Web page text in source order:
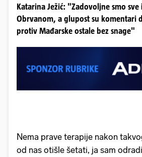
Katarina Ježić: "Zadovoljne smo
Obrvanom, a glupost su komentari
protiv Mađarske ostale bez snage"
Nema prave terapije nakon
od nas otišle šetati, ja sam